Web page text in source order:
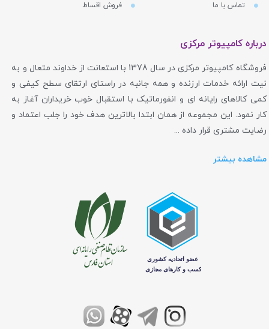
تماس با ما
فروش اقساط
درباره کامپیوتر مرکزی
فروشگاه کامپیوتر مرکزی در سال 1378 با استعانت از خداوند متعال و به
نیت ارائه خدمات ارزنده و همه جانبه در راستای ارتقای سطح کیفی و
کمی کالاهای رایانه ای و انفورماتیک با استقبال خوب خریداران آغاز به
کار نمود. این مجموعه از همان ابتدا بالاترین هدف خود را جلب اعتماد و
رضایت مشتری قرار داده ...
مشاهده بیشتر